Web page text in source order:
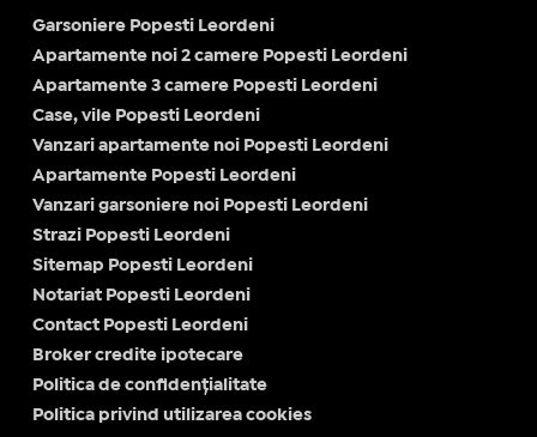
Garsoniere Popesti Leordeni
Apartamente noi 2 camere Popesti Leordeni
Apartamente 3 camere Popesti Leordeni
Case, vile Popesti Leordeni
Vanzari apartamente noi Popesti Leordeni
Apartamente Popesti Leordeni
Vanzari garsoniere noi Popesti Leordeni
Strazi Popesti Leordeni
Sitemap Popesti Leordeni
Notariat Popesti Leordeni
Contact Popesti Leordeni
Broker credite ipotecare
Politica de confidențialitate
Politica privind utilizarea cookies